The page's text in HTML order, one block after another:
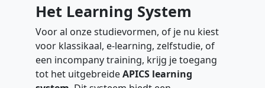
Het Learning System
Voor al onze studievormen, of je nu kiest
voor klassikaal, e-learning, zelfstudie, of
een incompany training, krijg je toegang
tot het uitgebreideAPICS learning